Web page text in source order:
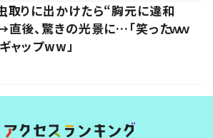
取りに出かけたら“胸元に違和
後、驚きの光景に…「笑ったｗｗ
ギャップww」